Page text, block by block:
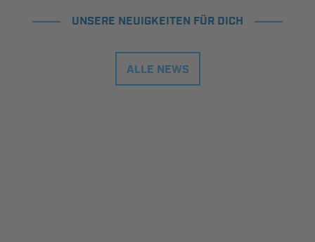
UNSERE NEUIGKEITEN FÜR DICH
ALLE NEWS